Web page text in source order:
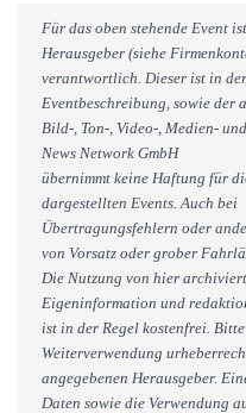
Für das oben stehende Event
Herausgeber (siehe
verantwortlich. Dieser ist in
Eventbeschreibung, sowie der
Bild-, Ton-, Video-, Medien-
News Network GmbH
übernimmt keine Haftung für
dargestellten Events. Auch bei
Übertragungsfehlern oder
von Vorsatz oder grober
Die Nutzung von hier
Eigeninformation und
ist in der Regel kostenfrei.
Weiterverwendung
angegebenen Herausgeber.
Daten sowie die Verwendung